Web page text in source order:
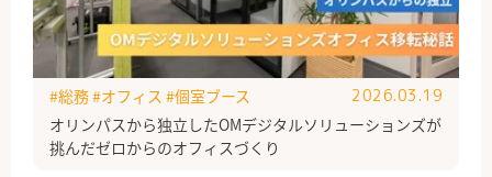
オリンパスから独立したOMデジタルソリューションズが
挑んだゼロからのオフィスづくり
#総務#オフィス #個室ブース 2026.03.19